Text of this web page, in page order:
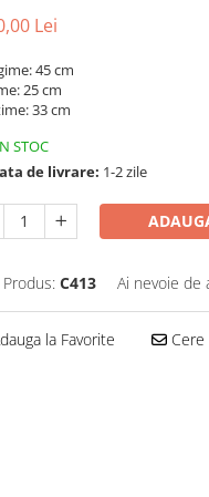
Lei
45 cm
25 cm
33 cm
STOC
de livrare: 1-2 zile
C413 Ai nevoie de
la Favorite